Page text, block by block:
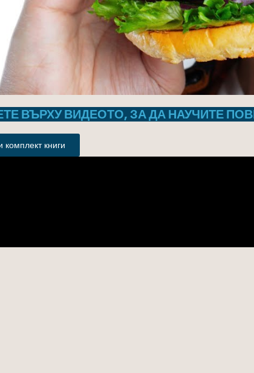
ВЪРХУ ВИДЕОТО, ЗА ДА НАУЧИТЕ
книги